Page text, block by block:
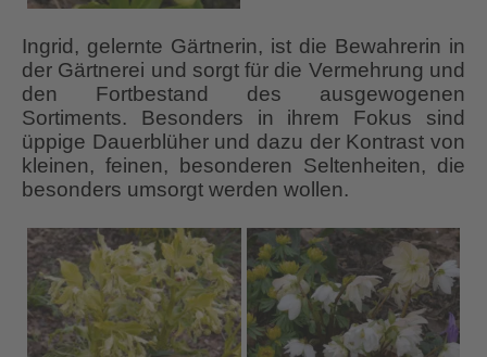
Ingrid, gelernte Gärtnerin, ist die Bewahrerin in
der Gärtnerei und sorgt für die Vermehrung und
den Fortbestand des ausgewogenen
Sortiments. Besonders in ihrem Fokus sind
üppige Dauerblüher und dazu der Kontrast von
kleinen, feinen, besonderen Seltenheiten, die
besonders umsorgt werden wollen.